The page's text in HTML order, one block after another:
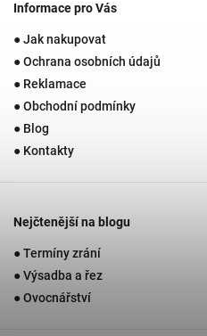
Informace pro Vás
● Jak nakupovat
● Ochrana osobních údajů
● Reklamace
● Obchodní podmínky
● Blog
● Kontakty
Nejčtenější na blogu
● Termíny zrání
● Výsadba a řez
● Ovocnářství